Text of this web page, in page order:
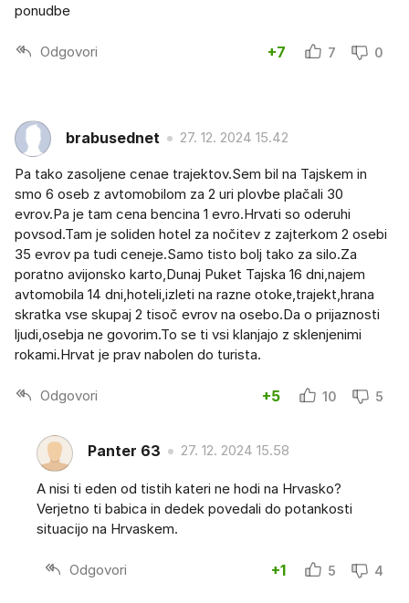
ponudbe
Odgovori +7 7 0
brabusednet 27. 12. 2024 15.42
Pa tako zasoljene cenae trajektov.Sem bil na Tajskem in
smo 6 oseb z avtomobilom za 2 uri plovbe plačali 30
evrov.Pa je tam cena bencina 1 evro.Hrvati so oderuhi
povsod.Tam je soliden hotel za nočitev z zajterkom 2 osebi
35 evrov pa tudi ceneje.Samo tisto bolj tako za silo.Za
poratno avijonsko karto,Dunaj Puket Tajska 16 dni,najem
avtomobila 14 dni,hoteli,izleti na razne otoke,trajekt,hrana
skratka vse skupaj 2 tisoč evrov na osebo.Da o prijaznosti
ljudi,osebja ne govorim.To se ti vsi klanjajo z sklenjenimi
rokami.Hrvat je prav nabolen do turista.
Odgovori +5 10 5
Panter 63 27. 12. 2024 15.58
A nisi ti eden od tistih kateri ne hodi na Hrvasko?
Verjetno ti babica in dedek povedali do potankosti
situacijo na Hrvaskem.
Odgovori +1 5 4